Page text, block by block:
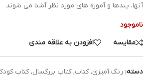
آنها، پندها و آموزه های مورد نظر آشنا می شوند
ناموجود
مقایسه
افزودن به علاقه مندی
دسته: رنگ آمیزی, کتاب, کتاب بزرگسال, کتاب